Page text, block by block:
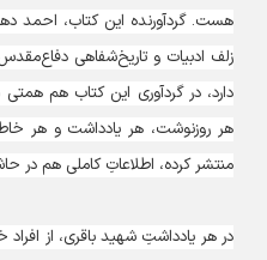
هست. گردآورنده این کتاب، احمد
زلف ادبیات و تاریخ‌شفاهی دفاع‌مقدس
دارد، در گردآوری این کتاب هم
هر روزنوشت، هر یادداشت و هر
منتشر کرده، اطلاعاتِ کاملی هم در
در هر یادداشتِ شهید باقری، از افراد